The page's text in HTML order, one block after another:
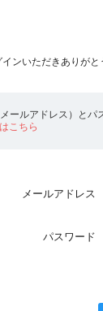
ンいただきありがと
ールアドレス）とパ
こちら
メールアドレス
パスワード